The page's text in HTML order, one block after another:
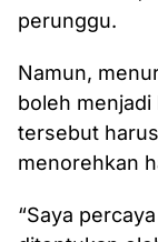
perunggu.
Namun,
boleh menjadi
tersebut
menorehkan
“Saya